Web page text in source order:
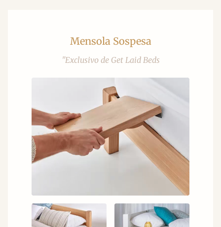
Mensola Sospesa
"Exclusivo de Get Laid Beds